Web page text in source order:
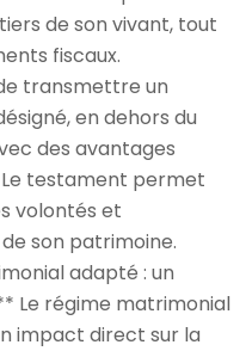
de son vivant, tout
fiscaux.
transmettre un
en dehors du
des avantages
Le testament permet
volontés et
son patrimoine.
adapté : un
Le régime matrimonial
impact direct sur la